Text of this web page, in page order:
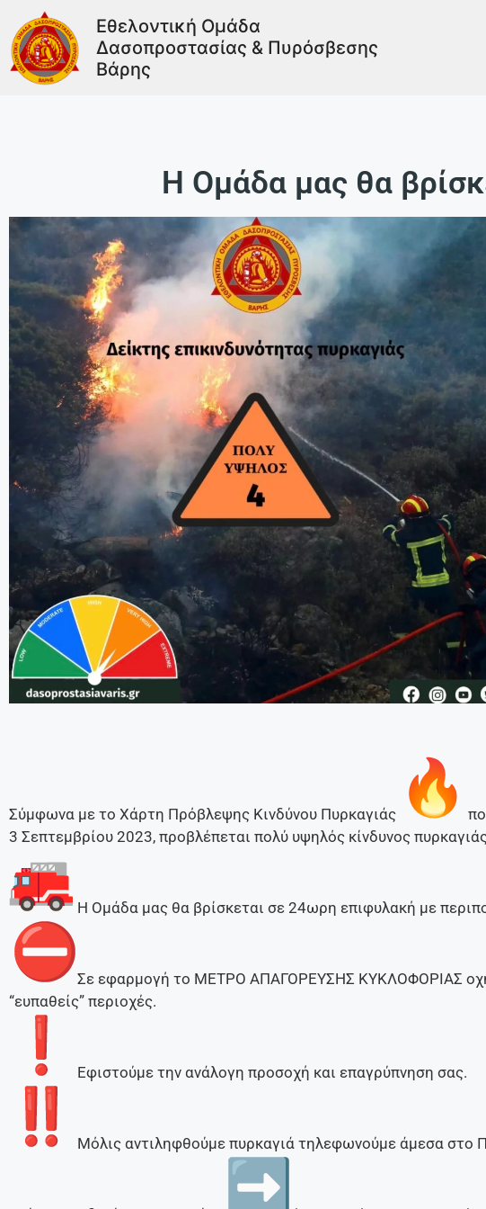
Εθελοντική Ομάδα
Δασοπροστασίας & Πυρόσβεσης
Βάρης
Η Ομάδα μας θα
Σύμφωνα με το Χάρτη Πρόβλεψης Κινδύνου Πυρκαγιάς
3 Σεπτεμβρίου 2023, προβλέπεται πολύ υψηλός κίνδυνος
Η Ομάδα μας θα βρίσκεται σε 24ωρη επιφυλακή με
Σε εφαρμογή το ΜΕΤΡΟ ΑΠΑΓΟΡΕΥΣΗΣ ΚΥΚΛΟΦΟΡΙΑΣ
“ευπαθείς” περιοχές.
Εφιστούμε την ανάλογη προσοχή και επαγρύπνηση σας.
Μόλις αντιληφθούμε πυρκαγιά τηλεφωνούμε άμεσα στο